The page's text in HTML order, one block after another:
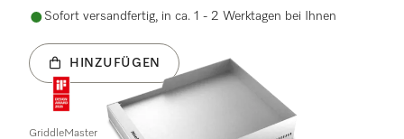
Sofort versandfertig, in ca. 1 - 2 Werktagen bei Ihnen
HINZUFÜGEN
GriddleMaster